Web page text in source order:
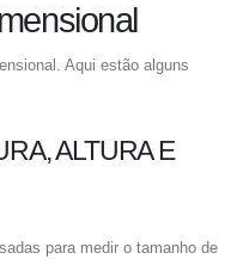
Aqui estão alguns
ALTURA E
para medir o tamanho de